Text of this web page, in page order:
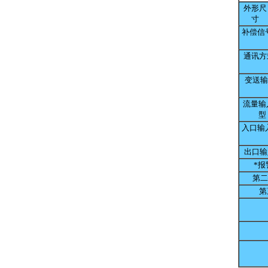
外形尺
寸
补偿信
通讯方
变送
流量输
型
入口输
出口
*报
第